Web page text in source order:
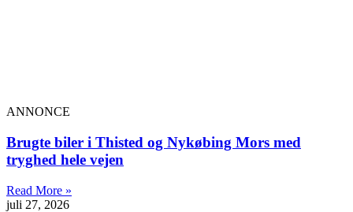
ANNONCE
Brugte biler i Thisted og Nykøbing Mors med
tryghed hele vejen
Read More »
juli 27, 2026